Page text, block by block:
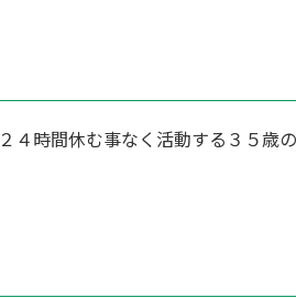
時間休む事なく活動する３５歳